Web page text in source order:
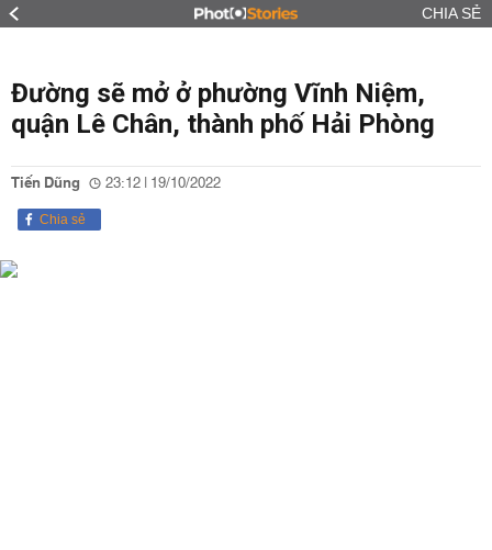
CHIA SẺ
Đường sẽ mở ở phường Vĩnh Niệm,
quận Lê Chân, thành phố Hải Phòng
Tiến Dũng 23:12 | 19/10/2022
Chia sẻ